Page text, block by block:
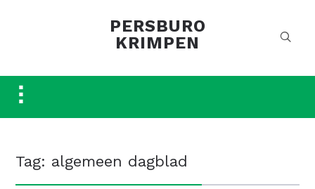
PERSBURO
KRIMPEN
Toggle
sidebar
Tag: algemeen dagblad